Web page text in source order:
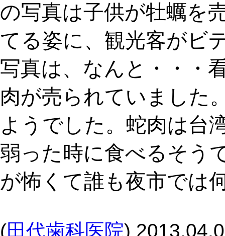
の写真は子供が牡蠣を
てる姿に、観光客がビ
写真は、なんと・・・
肉が売られていました
ようでした。蛇肉は台
弱った時に食べるそう
が怖くて誰も夜市では
(田代歯科医院)